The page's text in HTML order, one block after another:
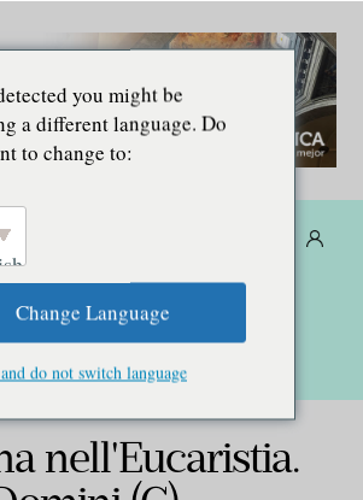
nell'Eucaristia.
you might be
a different language. Do
to change to:
Change Language
do not switch language